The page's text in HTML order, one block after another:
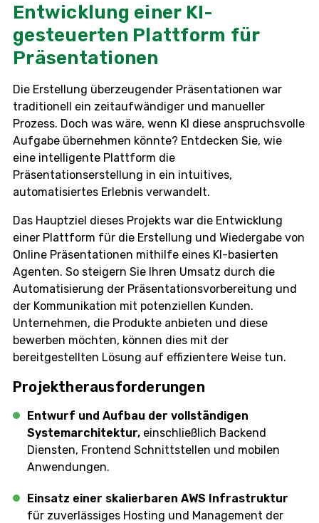
Entwicklung einer KI-
gesteuerten Plattform für
Präsentationen
Die Erstellung überzeugender Präsentationen war
traditionell ein zeitaufwändiger und manueller
Prozess. Doch was wäre, wenn KI diese anspruchsvolle
Aufgabe übernehmen könnte? Entdecken Sie, wie
eine intelligente Plattform die
Präsentationserstellung in ein intuitives,
automatisiertes Erlebnis verwandelt.
Das Hauptziel dieses Projekts war die Entwicklung
einer Plattform für die Erstellung und Wiedergabe von
Online Präsentationen mithilfe eines KI-basierten
Agenten. So steigern Sie Ihren Umsatz durch die
Automatisierung der Präsentationsvorbereitung und
der Kommunikation mit potenziellen Kunden.
Unternehmen, die Produkte anbieten und diese
bewerben möchten, können dies mit der
bereitgestellten Lösung auf effizientere Weise tun.
Projektherausforderungen
Entwurf und Aufbau der vollständigen
Systemarchitektur, einschließlich Backend
Diensten, Frontend Schnittstellen und mobilen
Anwendungen.
Einsatz einer skalierbaren AWS Infrastruktur
für zuverlässiges Hosting und Management der